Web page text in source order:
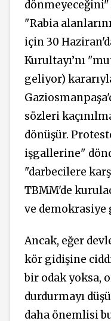
"Rabia
için 30
Kurultayı’nı
geliyor)
sözleri
dönüşür.
işgallerine"
"darbecilere
TBMM'de
ve demokrasiye
Ancak, eğer
kör gidişine
bir odak yoksa,
durdurmayı
daha önemlisi